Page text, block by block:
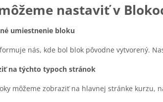
nastaviť v
umiestnenie bloku
nás, kde bol blok pôvodne vytvorený.
na týchto typoch stránok
môžeme zobraziť na hlavnej stránke kurzu,